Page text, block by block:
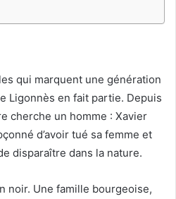
qui marquent une génération
Ligonnès en fait partie. Depuis
cherche un homme : Xavier
d’avoir tué sa femme et
disparaître dans la nature.
noir. Une famille bourgeoise,